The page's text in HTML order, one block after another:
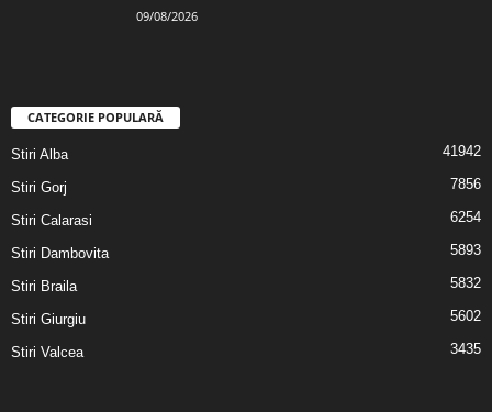
09/08/2026
CATEGORIE POPULARĂ
Stiri Alba 41942
Stiri Gorj 7856
Stiri Calarasi 6254
Stiri Dambovita 5893
Stiri Braila 5832
Stiri Giurgiu 5602
Stiri Valcea 3435